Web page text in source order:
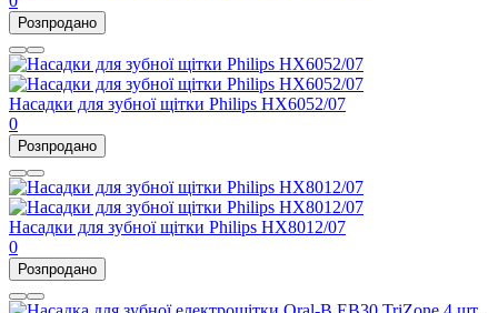
Розпродано
Насадки для зубної щітки Philips HX6052/07
0
Розпродано
Насадки для зубної щітки Philips HX8012/07
0
Розпродано